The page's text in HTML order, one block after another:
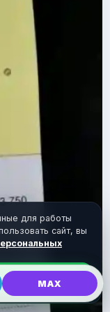
MAX
для работы
сайт, вы